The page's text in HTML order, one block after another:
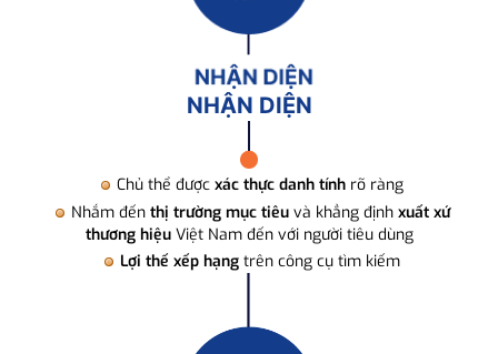
NHẬN DIỆN
Chủ thể được xác thực danh tính rõ ràng
Nhắm đến thị trường mục tiêuvà khẳng định xuất xứ
thương hiệuViệt Nam đến với người tiêu dùng
Lợi thế xếp hạng trên công cụ tìm kiếm